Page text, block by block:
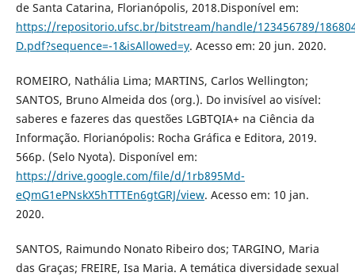
de Santa Catarina, Florianópolis, 2018.Disponível em:
https://repositorio.ufsc.br/bitstream/handle/123456789/
D.pdf?sequence=-1&isAllowed=y. Acesso em: 20 jun. 2020.
ROMEIRO, Nathália Lima; MARTINS, Carlos Wellington;
SANTOS, Bruno Almeida dos (org.). Do invisível ao visível:
saberes e fazeres das questões LGBTQIA+ na Ciência da
Informação. Florianópolis: Rocha Gráfica e Editora, 2019.
566p. (Selo Nyota). Disponível em:
https://drive.google.com/file/d/1rb895Md-
eQmG1ePNskX5hTTTEn6gtGRJ/view. Acesso em: 10 jan.
2020.
SANTOS, Raimundo Nonato Ribeiro dos; TARGINO, Maria
das Graças; FREIRE, Isa Maria. A temática diversidade sexual